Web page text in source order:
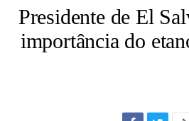
Presidente de El
importância do